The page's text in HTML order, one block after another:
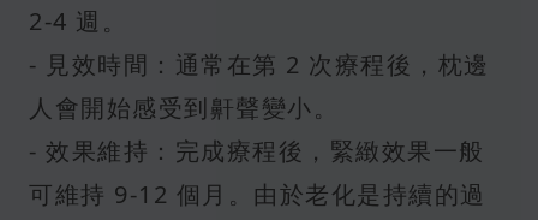
2-4 週。
- 見效時間：通常在第 2 次療程後，枕邊
人會開始感受到鼾聲變小。
- 效果維持：完成療程後，緊緻效果一般
可維持 9-12 個月。由於老化是持續的過